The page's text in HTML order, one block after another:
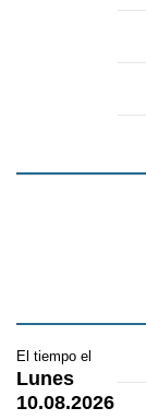
El tiempo el
Lunes
10.08.2026